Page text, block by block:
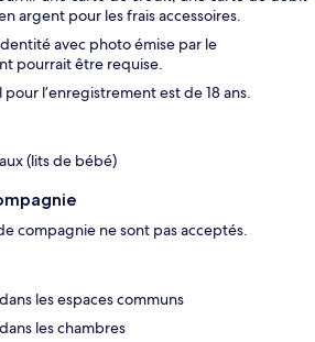
argent pour les frais accessoires.
avec photo émise par le
pourrait être requise.
pour l’enregistrement est de 18 ans.
(lits de bébé)
compagnie ne sont pas acceptés.
les espaces communs
les chambres